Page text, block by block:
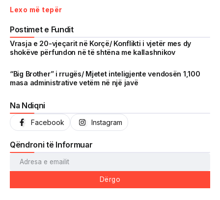
treguar realitetin pa çensurë. Fokus i punës sonë janë
ngjarjet e aktualitetit, problematikat sociale, denoncimet
qytetare dhe zhvillimet që prekin drejtpërdrejt jetën e
përditshme të shqiptarëve.
arritura në një kohë shumë të shkurtër, Vrojtuesit është
kthyer në një zë të fortë informimi dhe një pasqyrë reale të
Lexo më tepër
Postimet e Fundit
Vrasja e 20-vjeçarit në Korçë/ Konflikti i vjetër mes dy
shokëve përfundon në të shtëna me kallashnikov
“Big Brother” i rrugës/ Mjetet inteligjente vendosën 1,100
masa administrative vetëm në një javë
Na Ndiqni
Facebook Instagram
Qëndroni të Informuar
Dërgo